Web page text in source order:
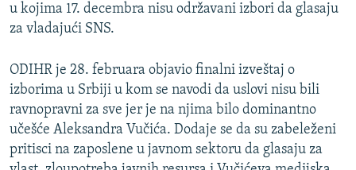
u kojima 17. decembra nisu održavani izbori da glasaju
za vladajući SNS.
ODIHR je 28. februara objavio finalni izveštaj o
izborima u Srbiji u kom se navodi da uslovi nisu bili
ravnopravni za sve jer je na njima bilo dominantno
učešće Aleksandra Vučića. Dodaje se da su zabeleženi
pritisci na zaposlene u javnom sektoru da glasaju za